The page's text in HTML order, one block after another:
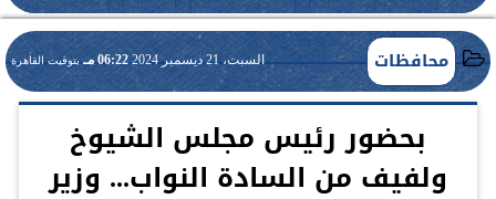
محافظات السبت، 21 ديسمبر 2024 06:22 مـ بتوقيت القاهرة
بحضور رئيس مجلس الشيوخ
ولفيف من السادة النواب... وزير